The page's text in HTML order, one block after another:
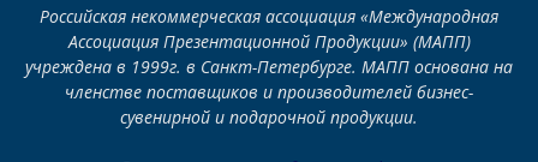
Российская некоммерческая ассоциация «Международная
Ассоциация Презентационной Продукции» (МАПП)
учреждена в 1999г. в Санкт-Петербурге. МАПП основана на
членстве поставщиков и производителей бизнес-
сувенирной и подарочной продукции.